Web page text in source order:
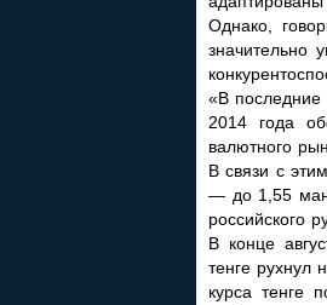
Однако,
значительно
«В последние
2014 года
валютного
В связи с
— до 1,55
российского
В конце
тенге рухнул
курса тенге